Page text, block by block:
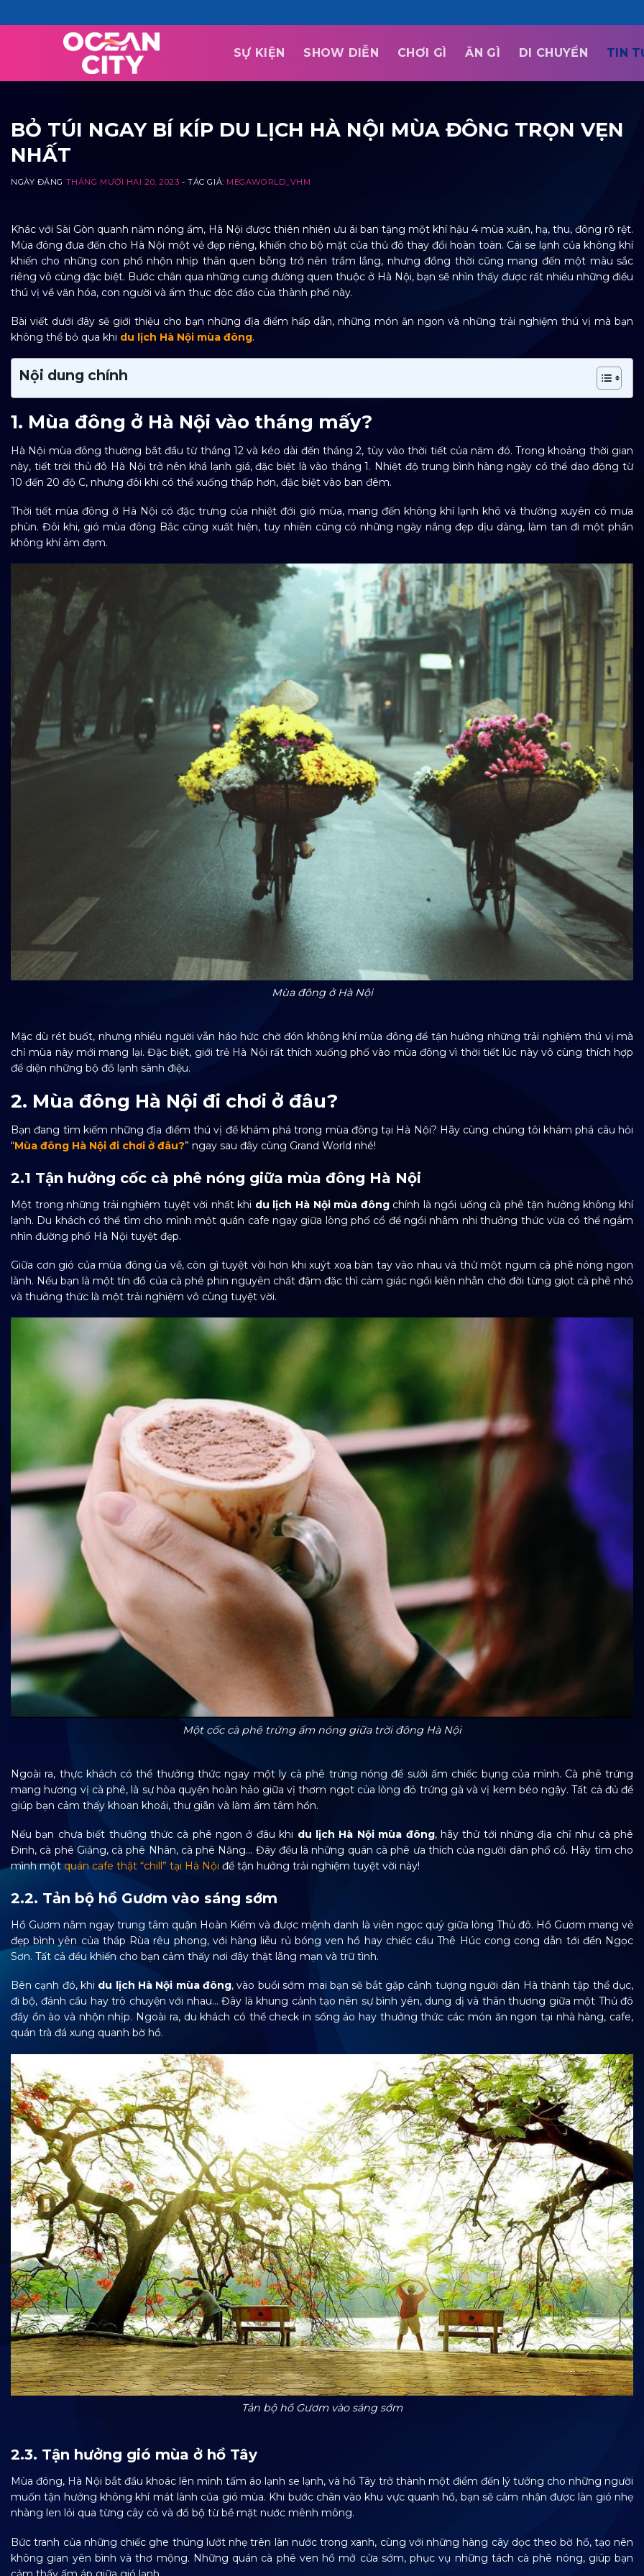
to
SỰ KIỆN SHOW DIỄN CHƠI GÌ ĂN GÌ DI CHUYỂN TIN
BỎ TÚI NGAY BÍ KÍP DU LỊCH HÀ NỘI MÙA ĐÔNG TRỌN VẸN
NHẤT
NGÀY ĐĂNG THÁNG MƯỜI HAI 20, 2023 - TÁC GIẢ: MEGAWORLD_VHM
Khác với Sài Gòn quanh năm nóng ẩm, Hà Nội được thiên nhiên ưu ái ban tặng một khí hậu 4 mùa xuân, hạ, thu, đông rõ rệt.
Mùa đông đưa đến cho Hà Nội một vẻ đẹp riêng, khiến cho bộ mặt của thủ đô thay đổi hoàn toàn. Cái se lạnh của không khí
khiến cho những con phố nhộn nhịp thân quen bỗng trở nên trầm lắng, nhưng đồng thời cũng mang đến một màu sắc
riêng vô cùng đặc biệt. Bước chân qua những cung đường quen thuộc ở Hà Nội, bạn sẽ nhìn thấy được rất nhiều những điều
thú vị về văn hóa, con người và ẩm thực độc đáo của thành phố này.
Bài viết dưới đây sẽ giới thiệu cho bạn những địa điểm hấp dẫn, những món ăn ngon và những trải nghiệm thú vị mà bạn
không thể bỏ qua khi du lịch Hà Nội mùa đông.
Nội dung chính
1. Mùa đông ở Hà Nội vào tháng mấy?
Hà Nội mùa đông thường bắt đầu từ tháng 12 và kéo dài đến tháng 2, tùy vào thời tiết của năm đó. Trong khoảng thời gian
này, tiết trời thủ đô Hà Nội trở nên khá lạnh giá, đặc biệt là vào tháng 1. Nhiệt độ trung bình hàng ngày có thể dao động từ
10 đến 20 độ C, nhưng đôi khi có thể xuống thấp hơn, đặc biệt vào ban đêm.
Thời tiết mùa đông ở Hà Nội có đặc trưng của nhiệt đới gió mùa, mang đến không khí lạnh khô và thường xuyên có mưa
phùn. Đôi khi, gió mùa đông Bắc cũng xuất hiện, tuy nhiên cũng có những ngày nắng đẹp dịu dàng, làm tan đi một phần
không khí ảm đạm.
Mùa đông ở Hà Nội
Mặc dù rét buốt, nhưng nhiều người vẫn háo hức chờ đón không khí mùa đông để tận hưởng những trải nghiệm thú vị mà
chỉ mùa này mới mang lại. Đặc biệt, giới trẻ Hà Nội rất thích xuống phố vào mùa đông vì thời tiết lúc này vô cùng thích hợp
để diện những bộ đồ lạnh sành điệu.
2. Mùa đông Hà Nội đi chơi ở đâu?
Bạn đang tìm kiếm những địa điểm thú vị để khám phá trong mùa đông tại Hà Nội? Hãy cùng chúng tôi khám phá câu hỏi
“Mùa đông Hà Nội đi chơi ở đâu?” ngay sau đây cùng Grand World nhé!
2.1 Tận hưởng cốc cà phê nóng giữa mùa đông Hà Nội
Một trong những trải nghiệm tuyệt vời nhất khi du lịch Hà Nội mùa đôngchính là ngồi uống cà phê tận hưởng không khí
lạnh. Du khách có thể tìm cho mình một quán cafe ngay giữa lòng phố cổ để ngồi nhâm nhi thưởng thức vừa có thể ngắm
nhìn đường phố Hà Nội tuyệt đẹp.
Giữa cơn gió của mùa đông ùa về, còn gì tuyệt vời hơn khi xuýt xoa bàn tay vào nhau và thử một ngụm cà phê nóng ngon
lành. Nếu bạn là một tín đồ của cà phê phin nguyên chất đậm đặc thì cảm giác ngồi kiên nhẫn chờ đời từng giọt cà phê nhỏ
và thưởng thức là một trải nghiệm vô cùng tuyệt vời.
Một cốc cà phê trứng ấm nóng giữa trời đông Hà Nội
Ngoài ra, thực khách có thể thưởng thức ngay một ly cà phê trứng nóng để sưởi ấm chiếc bụng của mình. Cà phê trứng
mang hương vị cà phê, là sự hòa quyện hoàn hảo giữa vị thơm ngọt của lòng đỏ trứng gà và vị kem béo ngậy. Tất cả đủ để
giúp bạn cảm thấy khoan khoái, thư giãn và làm ấm tâm hồn.
Nếu bạn chưa biết thưởng thức cà phê ngon ở đâu khi du lịch Hà Nội mùa đông, hãy thử tới những địa chỉ như cà phê
Đinh, cà phê Giảng, cà phê Nhân, cà phê Năng… Đây đều là những quán cà phê ưa thích của người dân phố cổ. Hãy tìm cho
mình mộtquán cafe thật “chill” tại Hà Nội để tận hưởng trải nghiệm tuyệt vời này!
2.2. Tản bộ hồ Gươm vào sáng sớm
Hồ Gươm nằm ngay trung tâm quận Hoàn Kiếm và được mệnh danh là viên ngọc quý giữa lòng Thủ đô. Hồ Gươm mang vẻ
đẹp bình yên của tháp Rùa rêu phong, với hàng liễu rủ bóng ven hồ hay chiếc cầu Thê Húc cong cong dẫn tới đền Ngọc
Sơn. Tất cả đều khiến cho bạn cảm thấy nơi đây thật lãng mạn và trữ tình.
Bên cạnh đó, khi du lịch Hà Nội mùa đông, vào buổi sớm mai bạn sẽ bắt gặp cảnh tượng người dân Hà thành tập thể dục,
đi bộ, đánh cầu hay trò chuyện với nhau… Đây là khung cảnh tạo nên sự bình yên, dung dị và thân thương giữa một Thủ đô
đầy ồn ào và nhộn nhịp. Ngoài ra, du khách có thể check in sống ảo hay thưởng thức các món ăn ngon tại nhà hàng, cafe,
quán trà đá xung quanh bờ hồ.
Tản bộ hồ Gươm vào sáng sớm
2.3. Tận hưởng gió mùa ở hồ Tây
Mùa đông, Hà Nội bắt đầu khoác lên mình tấm áo lạnh se lạnh, và hồ Tây trở thành một điểm đến lý tưởng cho những người
muốn tận hưởng không khí mát lành của gió mùa. Khi bước chân vào khu vực quanh hồ, bạn sẽ cảm nhận được làn gió nhẹ
nhàng len lỏi qua từng cây cỏ và đổ bộ từ bề mặt nước mênh mông.
Bức tranh của những chiếc ghe thúng lướt nhẹ trên làn nước trong xanh, cùng với những hàng cây dọc theo bờ hồ, tạo nên
không gian yên bình và thơ mộng. Những quán cà phê ven hồ mở cửa sớm, phục vụ những tách cà phê nóng, giúp bạn